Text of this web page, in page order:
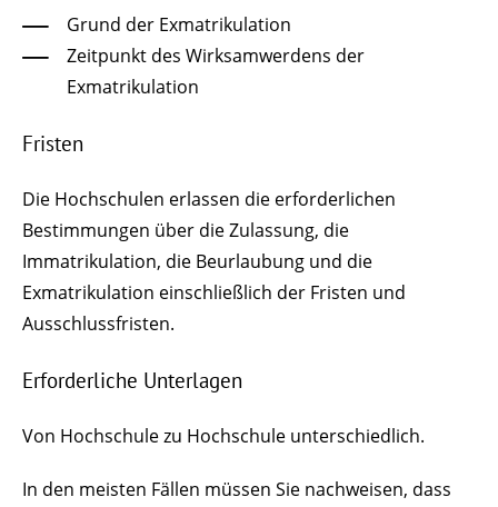
Grund der Exmatrikulation
Zeitpunkt des Wirksamwerdens der
Exmatrikulation
Fristen
Die Hochschulen erlassen die erforderlichen
Bestimmungen über die Zulassung, die
Immatrikulation, die Beurlaubung und die
Exmatrikulation einschließlich der Fristen und
Ausschlussfristen.
Erforderliche Unterlagen
Von Hochschule zu Hochschule unterschiedlich.
In den meisten Fällen müssen Sie nachweisen, dass